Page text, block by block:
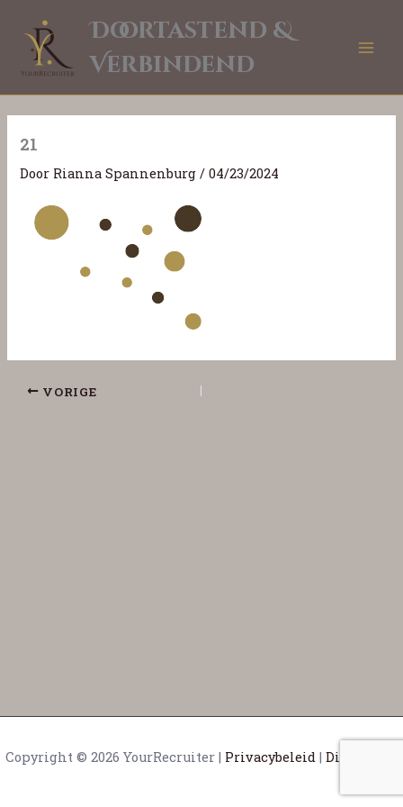
naar
inhoud
Doortastend &
Verbindend
21
Door Rianna Spannenburg/04/23/2024
VORIGE
Copyright © 2026 YourRecruiter | Privacybeleid| Disclaimer